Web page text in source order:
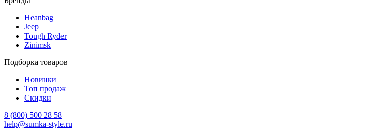
Heanbag
Jeep
Tough Ryder
Zinimsk
Подборка товаров
Новинки
Топ продаж
Скидки
8 (800) 500 28 58
help@sumka-style.ru